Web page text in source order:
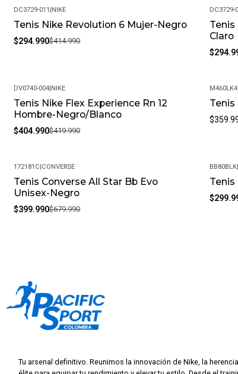
-29%
DC3729-011 |NIKE
Tenis Nike Revolution 6 Mujer-Negro
$294.990$414.990
-29%
DC3729-
Tenis
Claro
-4%
DV0740-004|NIKE
Tenis Nike Flex Experience Rn 12
Hombre-Negro/Blanco
$404.990$419.990
M460LK4|
-41%
172181C|CONVERSE
Tenis Converse All Star Bb Evo
Unisex-Negro
$399.990$679.990
-40%
BB80BLK|
Tu arsenal definitivo. Reunimos la innovación de Nike, la